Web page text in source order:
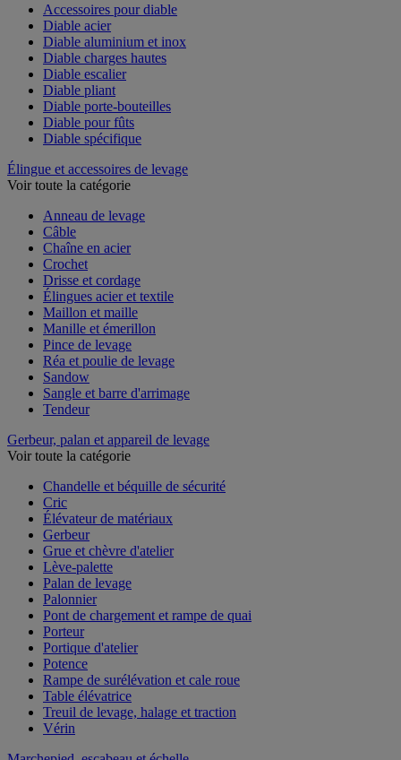
Accessoires pour diable
Diable acier
Diable aluminium et inox
Diable charges hautes
Diable escalier
Diable pliant
Diable porte-bouteilles
Diable pour fûts
Diable spécifique
Élingue et accessoires de levage
Voir toute la catégorie
Anneau de levage
Câble
Chaîne en acier
Crochet
Drisse et cordage
Élingues acier et textile
Maillon et maille
Manille et émerillon
Pince de levage
Réa et poulie de levage
Sandow
Sangle et barre d'arrimage
Tendeur
Gerbeur, palan et appareil de levage
Voir toute la catégorie
Chandelle et béquille de sécurité
Cric
Élévateur de matériaux
Gerbeur
Grue et chèvre d'atelier
Lève-palette
Palan de levage
Palonnier
Pont de chargement et rampe de quai
Porteur
Portique d'atelier
Potence
Rampe de surélévation et cale roue
Table élévatrice
Treuil de levage, halage et traction
Vérin